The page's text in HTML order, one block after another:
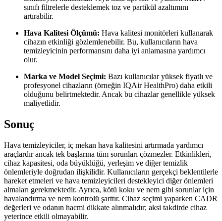
sınıfı filtrelerle desteklemek toz ve partikül azaltımını
artırabilir.
Hava Kalitesi Ölçümü: Hava kalitesi monitörleri kullanarak
cihazın etkinliği gözlemlenebilir. Bu, kullanıcıların hava
temizleyicinin performansını daha iyi anlamasına yardımcı
olur.
Marka ve Model Seçimi: Bazı kullanıcılar yüksek fiyatlı ve
profesyonel cihazların (örneğin IQAir HealthPro) daha etkili
olduğunu belirtmektedir. Ancak bu cihazlar genellikle yüksek
maliyetlidir.
Sonuç
Hava temizleyiciler, iç mekan hava kalitesini artırmada yardımcı
araçlardır ancak tek başlarına tüm sorunları çözmezler. Etkinlikleri,
cihaz kapasitesi, oda büyüklüğü, yerleşim ve diğer temizlik
önlemleriyle doğrudan ilişkilidir. Kullanıcıların gerçekçi beklentilerle
hareket etmeleri ve hava temizleyicileri destekleyici diğer önlemleri
almaları gerekmektedir. Ayrıca, kötü koku ve nem gibi sorunlar için
havalandırma ve nem kontrolü şarttır. Cihaz seçimi yaparken CADR
değerleri ve odanın hacmi dikkate alınmalıdır; aksi takdirde cihaz
yeterince etkili olmayabilir.